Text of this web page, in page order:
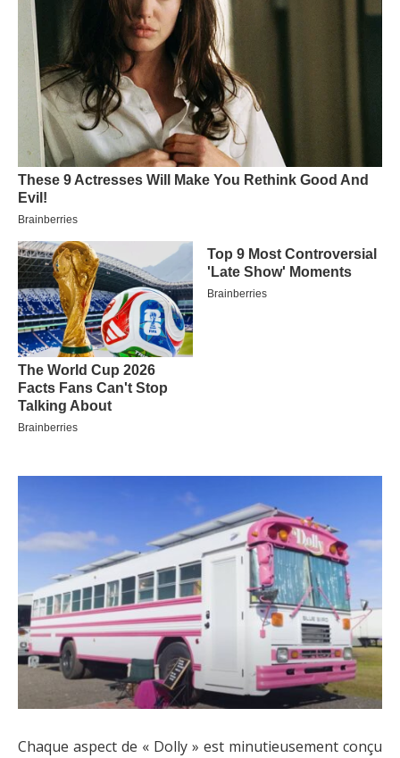
Chaque aspect de « Dolly » est minutieusement conçu